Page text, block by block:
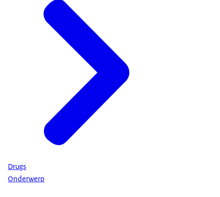
Drugs
Onderwerp